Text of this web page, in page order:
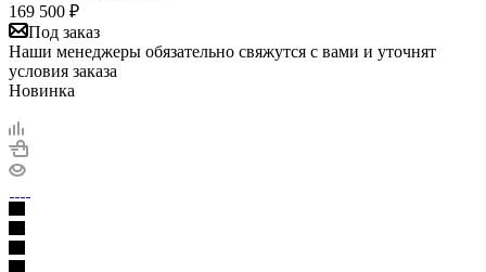
169 500 ₽
Под заказ
Наши менеджеры обязательно свяжутся с вами и уточнят
условия заказа
Новинка